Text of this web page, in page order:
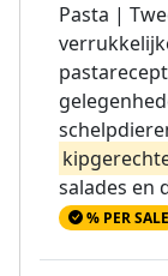
Pasta |
salades en
% PER SALE